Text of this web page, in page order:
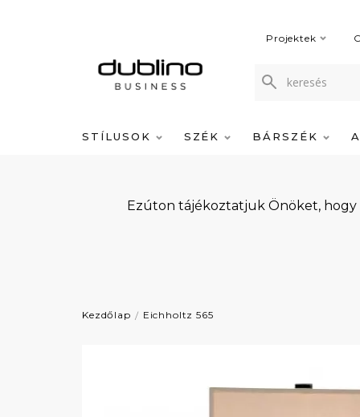
Projektek
STÍLUSOK SZÉK BÁRSZÉK
Ezúton tájékoztatjuk Önöket, hogy
Kezdőlap Eichholtz 565